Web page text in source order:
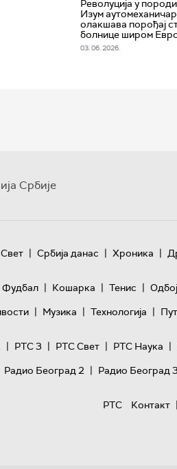
Револуција у
Изум
олакшава порођај
болнице широм
03. 06. 2026.
Србије
Свет | Србија данас | Хроника |
Фудбал | Кошарка | Тенис |
| Музика | Технологијa |
| РТС 3 | РТС Свет | РТС Наука |
Радио Београд 2 | Радио Београд 3
РТС
Контакт |